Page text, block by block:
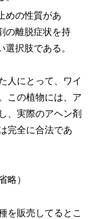
めの性質があ
の離脱症状を持
択肢である。
人にとって、ワイ
この植物には、ア
、実際のアヘン剤
完全に合法であ
略）
を販売してるとこ